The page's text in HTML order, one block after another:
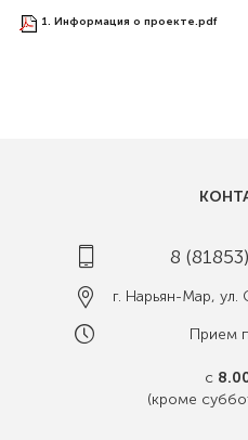
1. Информация о проекте.pdf
8 (81853)
г. Нарьян-Мар, ул.
Прием
с
(кроме